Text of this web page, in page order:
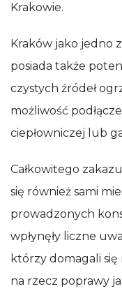
Krakowie.
Kraków jako jedno
posiada także
czystych źródeł
możliwość
ciepłowniczej lub
Całkowitego
się również sami
prowadzonych
wpłynęły liczne
którzy domagali się
na rzecz poprawy